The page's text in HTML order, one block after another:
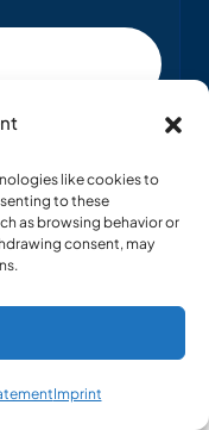
like cookies to
to these
as browsing behavior or
consent, may
Imprint